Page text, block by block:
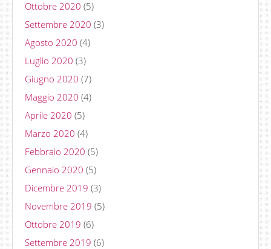
Ottobre 2020 (5)
Settembre 2020 (3)
Agosto 2020 (4)
Luglio 2020 (3)
Giugno 2020 (7)
Maggio 2020 (4)
Aprile 2020 (5)
Marzo 2020 (4)
Febbraio 2020 (5)
Gennaio 2020 (5)
Dicembre 2019 (3)
Novembre 2019 (5)
Ottobre 2019 (6)
Settembre 2019 (6)